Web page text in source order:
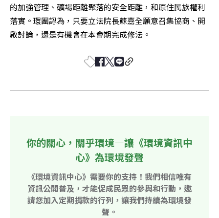
的加強管理、礦場距離聚落的安全距離，和原住民族權利
落實。環團認為，只要立法院長蘇嘉全願意召集協商、開
啟討論，還是有機會在本會期完成修法。
你的關心，關乎環境—讓《環境資訊中
心》為環境發聲
《環境資訊中心》需要你的支持！我們相信唯有
資訊公開普及，才能促成民眾的參與和行動，邀
請您加入定期捐款的行列，讓我們持續為環境發
聲。